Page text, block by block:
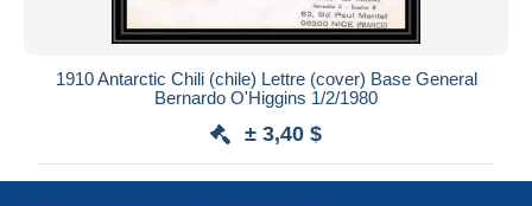
1910 Antarctic Chili (chile) Lettre (cover) Base General
Bernardo O'Higgins 1/2/1980
± 3,40 $